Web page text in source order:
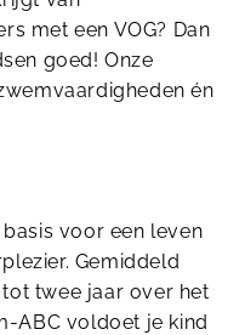
met een VOG? Dan
goed! Onze
én
voor een leven
Gemiddeld
tot twee jaar over het
ABC voldoet je kind